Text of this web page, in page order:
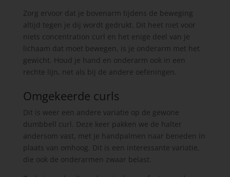
Zorg ervoor dat je bovenarm tijdens de beweging
altijd tegen je dij wordt gedrukt. Dit heet niet voor
niets concentration curl en het enige deel van je
lichaam dat moet bewegen, is je onderarm met het
gewicht. Houd je hand en onderarm ook in een
rechte lijn, net als bij de andere oefeningen.
Omgekeerde curls
Dit is weer een andere variatie op de gewone
dumbbell curl. Deze keer pakken we de halter
andersom vast, met je handpalmen naar beneden in
plaats van omhoog. Dit is een interessante variatie,
die ook de onderarmen zwaar belast.